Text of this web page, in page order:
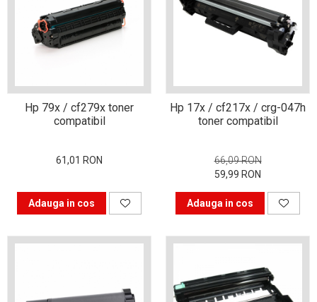
Revoluția industrială cu
imprimantele 3d
Trucuri pentru a obține
Haine 3d realizate la
imprimantă
un buget redus
imprimanta ta. Învață s-o
folosești corect.
perfect
Hp 79x / cf279x toner
compatibil
61,01 RON
Adauga in cos
Hp 17x / cf217x / crg-047h
toner compatibil
66,09 RON
59,99 RON
Adauga in cos